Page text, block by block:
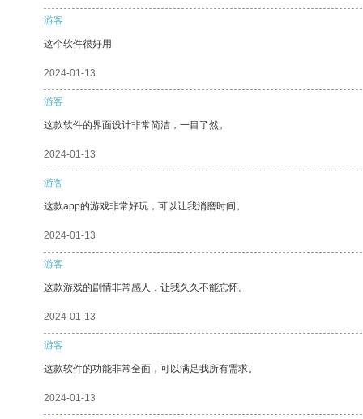
游客
这个软件很好用
2024-01-13
游客
这款软件的界面设计非常简洁，一目了然。
2024-01-13
游客
这款app的游戏非常好玩，可以让我消磨时间。
2024-01-13
游客
这款游戏的剧情非常感人，让我久久不能忘怀。
2024-01-13
游客
这款软件的功能非常全面，可以满足我所有需求。
2024-01-13